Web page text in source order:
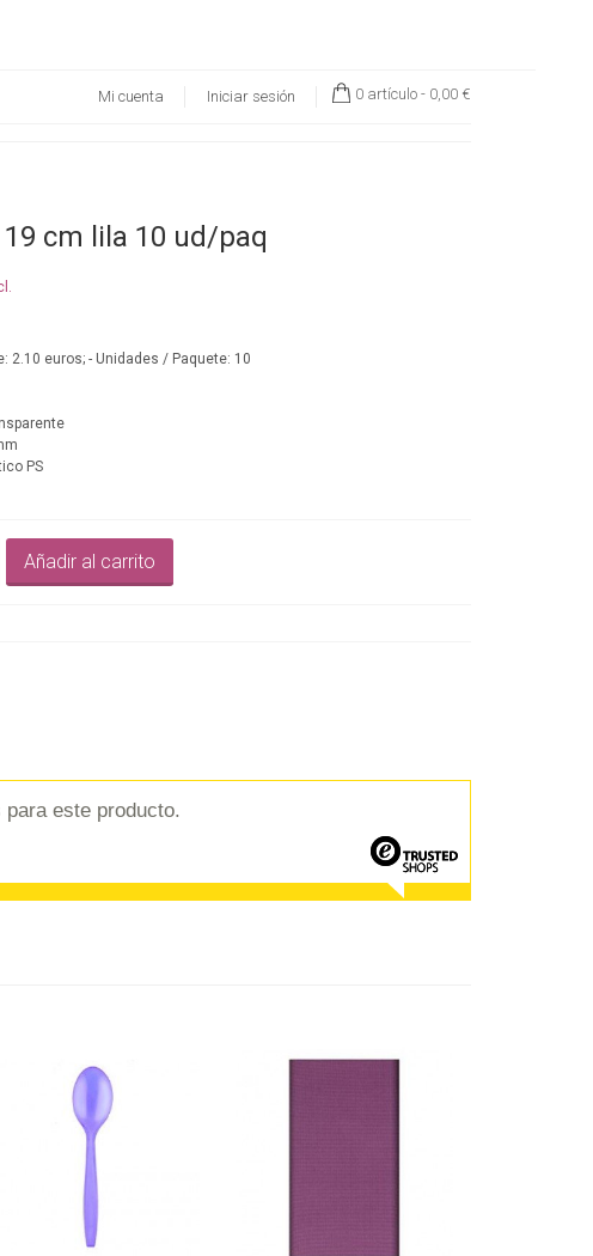
Mi cuenta Iniciar sesión 0 artículo - 0,00 €
cm lila 10 ud/paq
2.10 euros; - Unidades / Paquete: 10
PS
Añadir al carrito
este producto.